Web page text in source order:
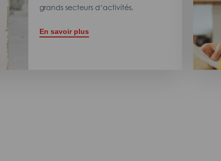
grands secteurs d’activités.
En savoir plus